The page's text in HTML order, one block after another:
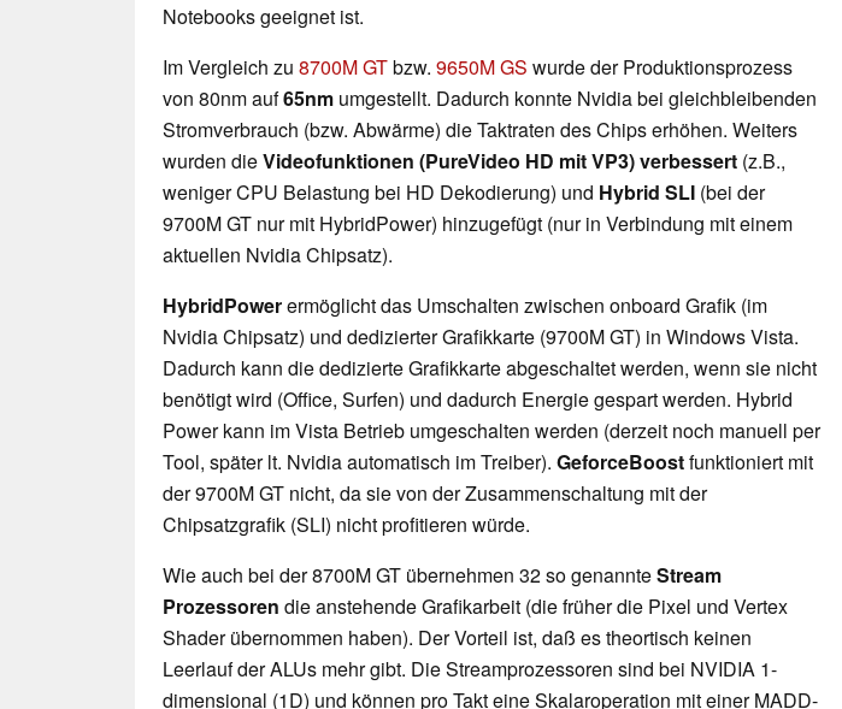
Notebooks geeignet ist.
Im Vergleich zu 8700M GTbzw. 9650M GS wurde der Produktionsprozess
von 80nm auf65nm umgestellt. Dadurch konnte Nvidia bei gleichbleibenden
Stromverbrauch (bzw. Abwärme) die Taktraten des Chips erhöhen. Weiters
wurden dieVideofunktionen (PureVideo HD mit VP3) verbessert (z.B.,
weniger CPU Belastung bei HD Dekodierung) und Hybrid SLI (bei der
9700M GT nur mit HybridPower) hinzugefügt (nur in Verbindung mit einem
aktuellen Nvidia Chipsatz).
HybridPowerermöglicht das Umschalten zwischen onboard Grafik (im
Nvidia Chipsatz) und dedizierter Grafikkarte (9700M GT) in Windows Vista.
Dadurch kann die dedizierte Grafikkarte abgeschaltet werden, wenn sie nicht
benötigt wird (Office, Surfen) und dadurch Energie gespart werden. Hybrid
Power kann im Vista Betrieb umgeschalten werden (derzeit noch manuell per
Tool, später lt. Nvidia automatisch im Treiber). GeforceBoostfunktioniert mit
der 9700M GT nicht, da sie von der Zusammenschaltung mit der
Chipsatzgrafik (SLI) nicht profitieren würde.
Wie auch bei der 8700M GT übernehmen 32 so genannteStream
Prozessoren die anstehende Grafikarbeit (die früher die Pixel und Vertex
Shader übernommen haben). Der Vorteil ist, daß es theortisch keinen
Leerlauf der ALUs mehr gibt. Die Streamprozessoren sind bei NVIDIA 1-
dimensional (1D) und können pro Takt eine Skalaroperation mit einer MADD-